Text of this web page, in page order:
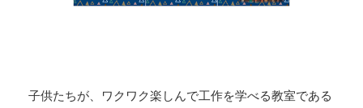
子供たちが、ワクワク楽しんで工作を学べる教室である